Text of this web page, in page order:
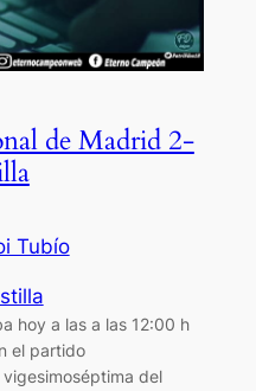
de Madrid 2-
Tubío
hoy a las a las 12:00 h
el partido
del